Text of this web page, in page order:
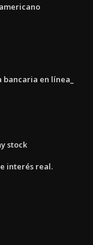
en línea_
stock
interés real.